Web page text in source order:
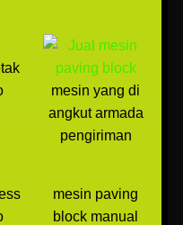
mesin yang di
angkut armada
pengiriman
mesin paving
block manual